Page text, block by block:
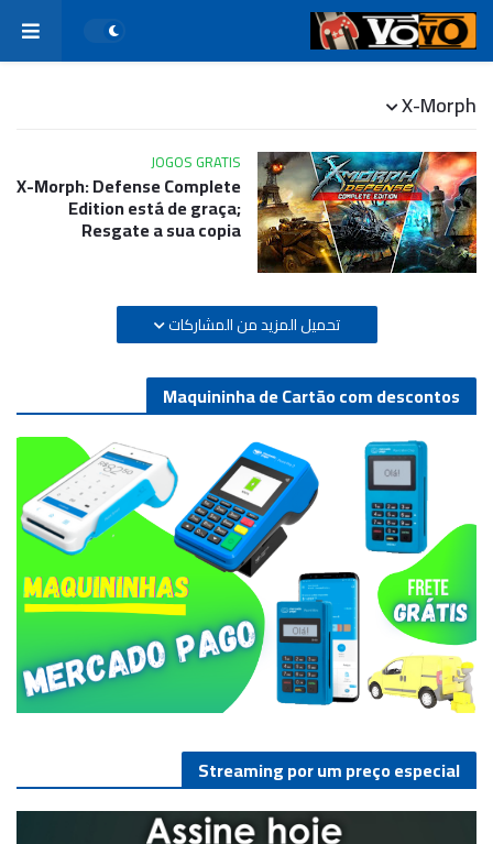
X-Morph
JOGOS GRATIS
X-Morph: Defense Complete
Edition está de graça;
Resgate a sua copia
تحميل المزيد من المشاركات
Maquininha de Cartão com descontos
Streaming por um preço especial